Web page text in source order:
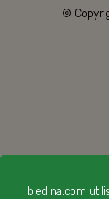
©
bledina.com